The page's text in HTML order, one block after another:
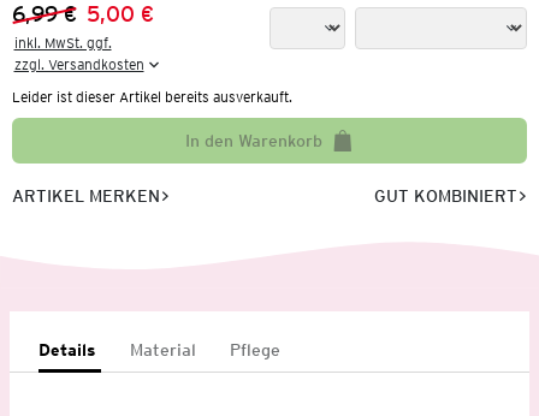
Vorheriger Preis:
6,99 €
Neuer Preis:
5,00 €
inkl. MwSt. ggf.
zzgl. Versandkosten
Leider ist dieser Artikel bereits ausverkauft.
In den Warenkorb
ARTIKEL MERKEN GUT KOMBINIERT
Details Material Pflege